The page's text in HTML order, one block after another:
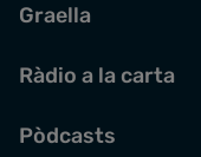
Graella
Ràdio a la carta
Pòdcasts